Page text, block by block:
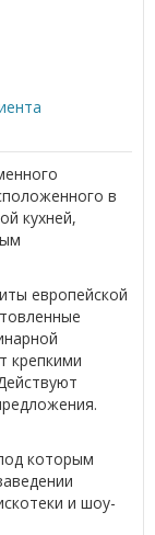
в
кухней,
европейской
крепкими
которым
и шоу-